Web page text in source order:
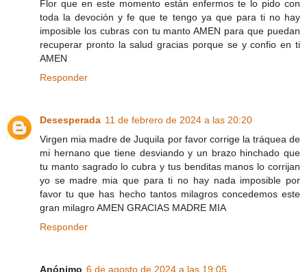
Flor que en este momento están enfermos te lo pido con
toda la devoción y fe que te tengo ya que para ti no hay
imposible los cubras con tu manto AMEN para que puedan
recuperar pronto la salud gracias porque se y confio en ti
AMEN
Responder
Desesperada 11 de febrero de 2024 a las 20:20
Virgen mia madre de Juquila por favor corrige la tráquea de
mi hernano que tiene desviando y un brazo hinchado que
tu manto sagrado lo cubra y tus benditas manos lo corrijan
yo se madre mia que para ti no hay nada imposible por
favor tu que has hecho tantos milagros concedemos este
gran milagro AMEN GRACIAS MADRE MIA
Responder
Anónimo 6 de agosto de 2024 a las 19:05